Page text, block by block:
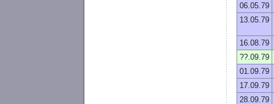
06.05.79
13.05.79
16.08.79
??.09.79
01.09.79
17.09.79
28.09.79